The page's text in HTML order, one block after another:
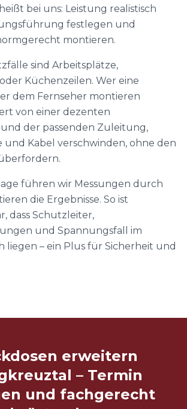
bei uns: Leistung realistisch
festlegen und
montieren.
sind Arbeitsplätze,
Küchenzeilen. Wer eine
dem Fernseher montieren
von einer dezenten
der passenden Zuleitung,
und Kabel verschwinden, ohne den
führen wir Messungen durch
die Ergebnisse. So ist
dass Schutzleiter,
und Spannungsfall im
liegen – ein Plus für Sicherheit und
erweitern
– Termin
und fachgerecht